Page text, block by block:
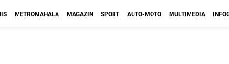
METROMAHALA MAGAZIN SPORT AUTO-MOTO MULTIMEDIA